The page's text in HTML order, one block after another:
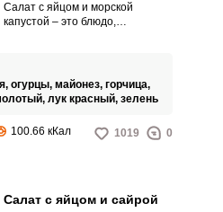
Салат с яйцом и морской
капустой – это блюдо,
овощи, зелень, соусы и специи.
Этот салат обычно имеет
сочный вкус и разнообразные
мягких яиц, хрустящей морской
огурцы, майонез, горчица,
лук красный, зелень
100.66 кКал 1019 0
Салат с яйцом и сайрой